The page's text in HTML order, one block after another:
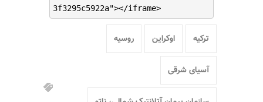
3f3295c5922a"></iframe>
ترکیه اوکراین روسیه
آسیای شرقی